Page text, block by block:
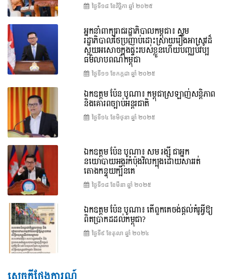
ថ្ងៃទី១៨ ខែ​វិច្ឆិកា ឆ្នាំ ២០២៥
អ្នកនាំពាក្យរាជរដ្ឋាភិបាលកម្ពុជា៖ សូម
រដ្ឋាភិបាលថៃប្រញាប់ដោះស្រាយរឿងអាស្រូវដ៏
ស្អុយអសោចក្នុងផ្ទះរបស់ខ្លួនហើយបញ្ឈប់វប្ប
ធម៌លាបពណ៌កម្ពុជា
ថ្ងៃទី១១ ខែ​កក្កដា ឆ្នាំ ២០២៥
ឯកឧត្តម ប៉ែន បូណា៖ កម្ពុជាស្រឡាញ់សន្តិភាព
និងគោរពច្បាប់អន្តរជាតិ
ថ្ងៃទី១៤ ខែ​មិថុនា ឆ្នាំ ២០២៥
ឯកឧត្តម ប៉ែន បូណា៖ សម រង្ស៊ី ជាអ្នក
នយោបាយអង្ករកំប៉ុងវិលក្បុងដោយសាររត់
តោងកន្ទុយក្បិនគេ
ថ្ងៃទី១៨ ខែ​មីនា ឆ្នាំ ២០២៥
ឯកឧត្តម ប៉ែន បូណា៖ តើពួកគេចង់ផ្តល់គំរូអ្វីឱ្យ
ពិតប្រាកដដល់កម្ពុជា?
ថ្ងៃទី៩ ខែ​តុលា ឆ្នាំ ២០២៤